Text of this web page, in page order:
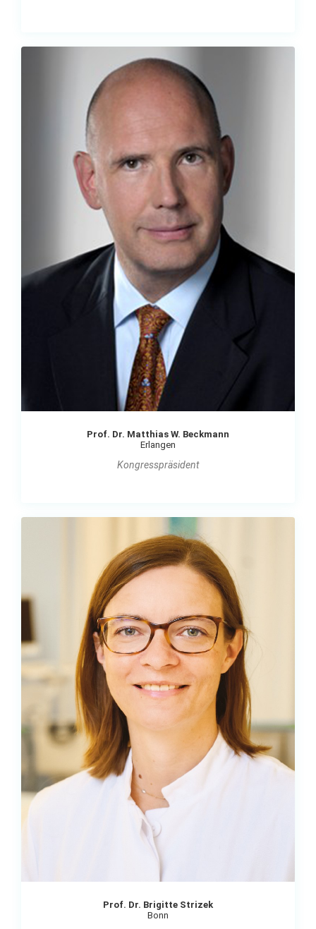
Prof. Dr. Matthias W. Beckmann
Erlangen
Kongresspräsident
Prof. Dr. Brigitte Strizek
Bonn